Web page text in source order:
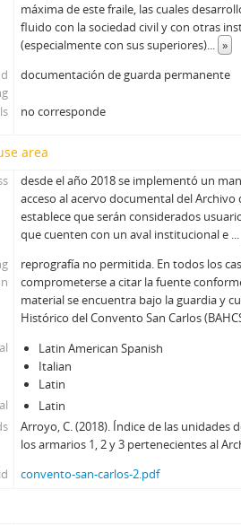
máxima de este fraile, las cuales
fluido con la sociedad civil y con otras
(especialmente con sus superiores)... »
documentación de guarda permanente
no corresponde
area
desde el año 2018 se implementó un
acceso al acervo documental del Archivo
establece que serán considerados
que cuenten con un aval institucional e ...
reprografía no permitida. En todos los
comprometerse a citar la fuente
material se encuentra bajo la guardia y
Histórico del Convento San Carlos
Latin American Spanish
Italian
Latin
Latin
Arroyo, C. (2018). Índice de las
los armarios 1, 2 y 3 pertenecientes al
convento-san-carlos-2.pdf